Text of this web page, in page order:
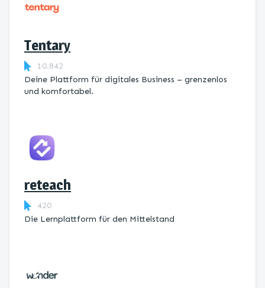
Tentary
10.842
Deine Plattform für digitales Business – grenzenlos
und komfortabel.
reteach
420
Die Lernplattform ​für den Mittelstand